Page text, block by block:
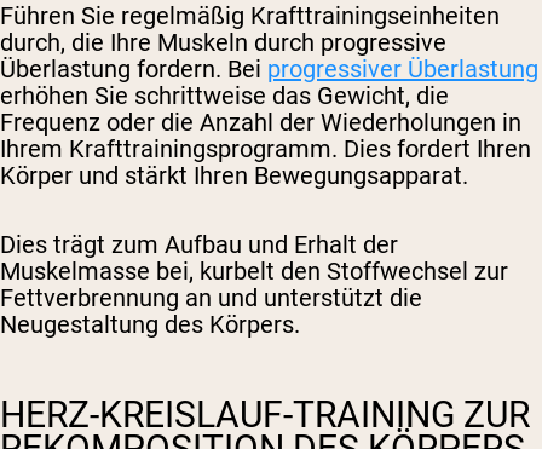
Führen Sie regelmäßig Krafttrainingseinheiten
durch, die Ihre Muskeln durch progressive
Überlastung fordern. Bei progressiver Überlastung
erhöhen Sie schrittweise das Gewicht, die
Frequenz oder die Anzahl der Wiederholungen in
Ihrem Krafttrainingsprogramm. Dies fordert Ihren
Körper und stärkt Ihren Bewegungsapparat.
Dies trägt zum Aufbau und Erhalt der
Muskelmasse bei, kurbelt den Stoffwechsel zur
Fettverbrennung an und unterstützt die
Neugestaltung des Körpers.
HERZ-KREISLAUF-TRAINING ZUR